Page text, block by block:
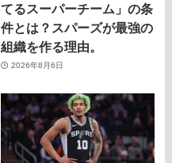
てるスーパーチーム」の条
件とは？スパーズが最強の
組織を作る理由。
2026年8月6日